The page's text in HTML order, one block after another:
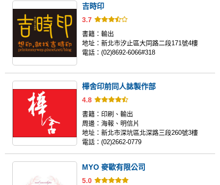
吉時印
3.7
書籍： 輸出
地址： 新北市汐止區大同路二段171號4樓
電話： (02)8692-6066#318
樺舍印前同人誌製作部
4.8
書籍： 印刷、輸出
周邊： 海報、明信片
地址： 新北市深坑區北深路三段260號3樓
電話： (02)2662-0779
MYO 麥歐有限公司
5.0